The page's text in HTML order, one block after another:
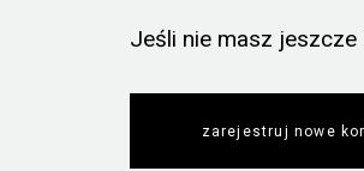
Jeśli nie masz
zarejestruj nowe